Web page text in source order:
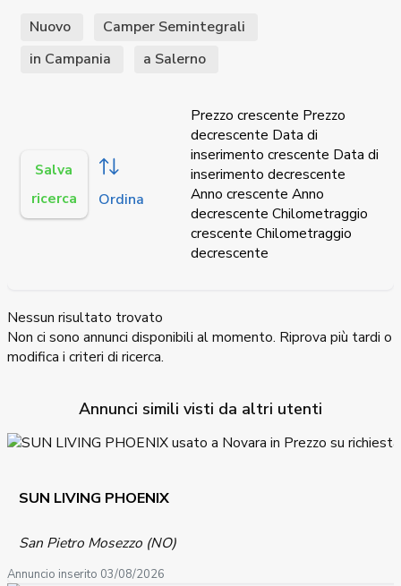
Nuovo
Camper Semintegrali
in Campania
a Salerno
Salva
ricerca
Ordina
Prezzo crescente Prezzo
decrescente Data di
inserimento crescente Data di
inserimento decrescente
Anno crescente Anno
decrescente Chilometraggio
crescente Chilometraggio
decrescente
Nessun risultato trovato
Non ci sono annunci disponibili al momento. Riprova più tardi o
modifica i criteri di ricerca.
Annunci simili visti da altri utenti
SUN LIVING PHOENIX
San Pietro Mosezzo (NO)
Annuncio inserito 03/08/2026